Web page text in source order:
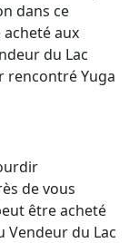
dans ce
aux
du Lac
rencontré Yuga
de vous
être acheté
Vendeur du Lac